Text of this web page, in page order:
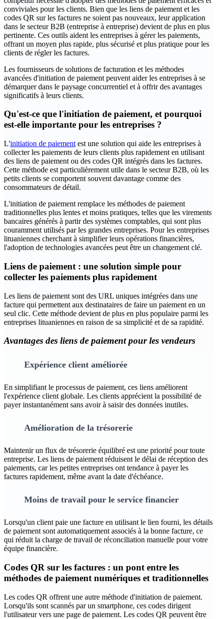
conviviales pour les clients. Bien que les liens de paiement et les
codes QR sur les factures ne soient pas nouveaux, leur application
dans le secteur B2B (entreprise à entreprise) devient de plus en plus
pertinente. Ces outils aident les entreprises à gérer les paiements,
offrant un moyen plus rapide, plus sécurisé et plus pratique pour les
clients de régler les factures.
Les fournisseurs de solutions de facturation et les méthodes
avancées d'initiation de paiement peuvent aider les entreprises à se
démarquer dans le paysage concurrentiel et à offrir des avantages
significatifs à leurs clients.
Qu'est-ce que l'initiation de paiement, et pourquoi
est-elle importante pour les entreprises ?
L'initiation de paiement est une solution qui aide les entreprises à
collecter les paiements de leurs clients plus rapidement en utilisant
des liens de paiement ou des codes QR intégrés dans les factures.
Cette méthode est particulièrement utile dans le secteur B2B, où les
petits clients se comportent souvent davantage comme des
consommateurs de détail.
L'initiation de paiement remplace les méthodes de paiement
traditionnelles plus lentes et moins pratiques, telles que les virements
bancaires générés à partir des systèmes comptables, qui sont plus
couramment utilisés par les grandes entreprises. Pour les entreprises
lituaniennes cherchant à simplifier leurs opérations financières,
l'adoption de technologies avancées peut être un changement clé.
Liens de paiement : une solution simple pour
collecter les paiements plus rapidement
Les liens de paiement sont des URL uniques intégrées dans une
facture qui permettent aux destinataires de faire un paiement en un
seul clic. Cette méthode devient de plus en plus populaire parmi les
entreprises lituaniennes en raison de sa simplicité et de sa rapidité.
Avantages des liens de paiement pour les vendeurs
Expérience client améliorée
En simplifiant le processus de paiement, ces liens améliorent
l'expérience client globale. Les clients apprécient la possibilité de
payer instantanément sans avoir à saisir des données inutiles.
Amélioration de la trésorerie
Maintenir un flux de trésorerie équilibré est une priorité pour toute
entreprise. Les liens de paiement réduisent le délai de réception des
paiements, car les petites entreprises ont tendance à payer les
factures rapidement, même avant la date d'échéance.
Moins de travail pour le service financier
Lorsqu'un client paie une facture en utilisant le lien fourni, les détails
de paiement sont automatiquement associés à la bonne facture, ce
qui réduit la charge de travail de réconciliation manuelle pour votre
équipe financière.
Codes QR sur les factures : un pont entre les
méthodes de paiement numériques et traditionnelles
Les codes QR offrent une autre méthode d'initiation de paiement.
Lorsqu'ils sont scannés par un smartphone, ces codes dirigent
l'utilisateur vers une page de paiement. Les codes QR peuvent être